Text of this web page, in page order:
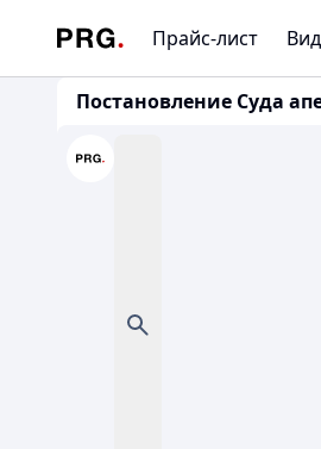
Прайс-лист
Постановление Суда